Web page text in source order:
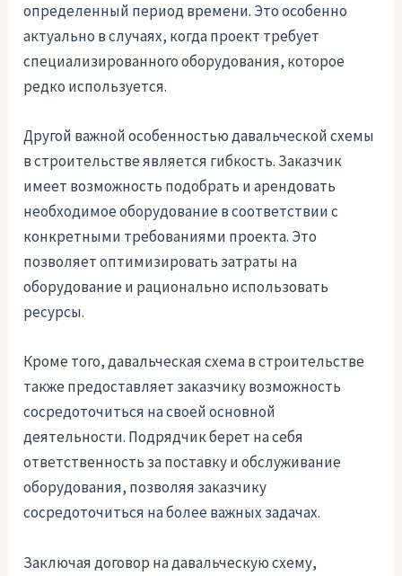
определенный период времени. Это особенно
актуально в случаях, когда проект требует
специализированного оборудования, которое
редко используется.
Другой важной особенностью давальческой схемы
в строительстве является гибкость. Заказчик
имеет возможность подобрать и арендовать
необходимое оборудование в соответствии с
конкретными требованиями проекта. Это
позволяет оптимизировать затраты на
оборудование и рационально использовать
ресурсы.
Кроме того, давальческая схема в строительстве
также предоставляет заказчику возможность
сосредоточиться на своей основной
деятельности. Подрядчик берет на себя
ответственность за поставку и обслуживание
оборудования, позволяя заказчику
сосредоточиться на более важных задачах.
Заключая договор на давальческую схему,